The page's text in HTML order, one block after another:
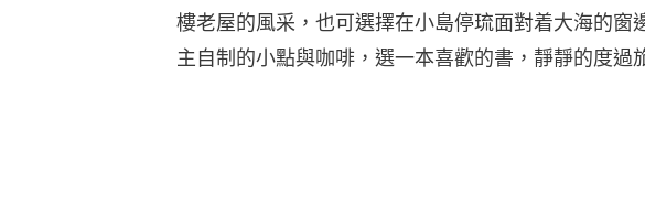
樓老屋的風采，也可選擇在小島停琉面對着大海的窗
主自制的小點與咖啡，選一本喜歡的書，靜靜的度過